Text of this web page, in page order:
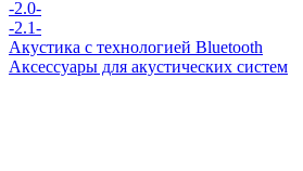
-2.0-
-2.1-
Акустика с технологией Bluetooth
Аксессуары для акустических систем